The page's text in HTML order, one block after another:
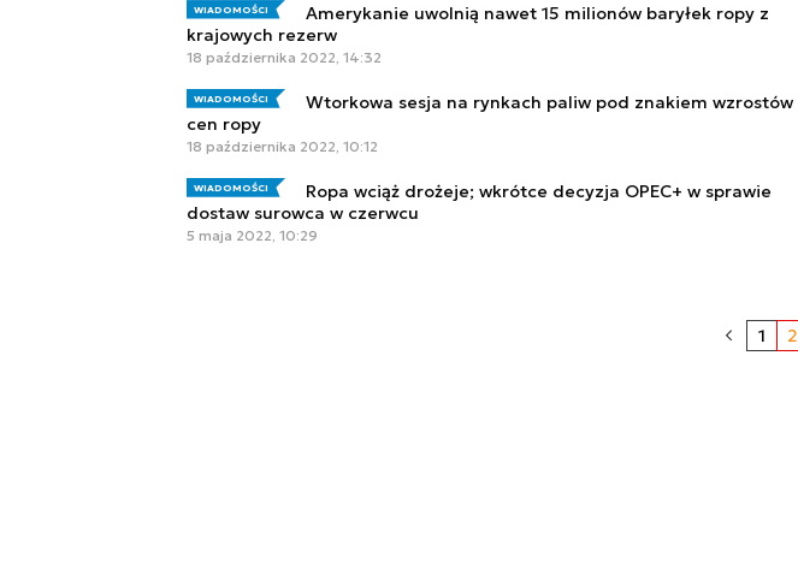
WIADOMOŚCI
Amerykanie uwolnią nawet 15 milionów baryłek ropy z
krajowych rezerw
18 października 2022, 14:32
WIADOMOŚCI
Wtorkowa sesja na rynkach paliw pod znakiem wzrostów
cen ropy
18 października 2022, 10:12
WIADOMOŚCI
Ropa wciąż drożeje; wkrótce decyzja OPEC+ w sprawie
dostaw surowca w czerwcu
5 maja 2022, 10:29
1 2